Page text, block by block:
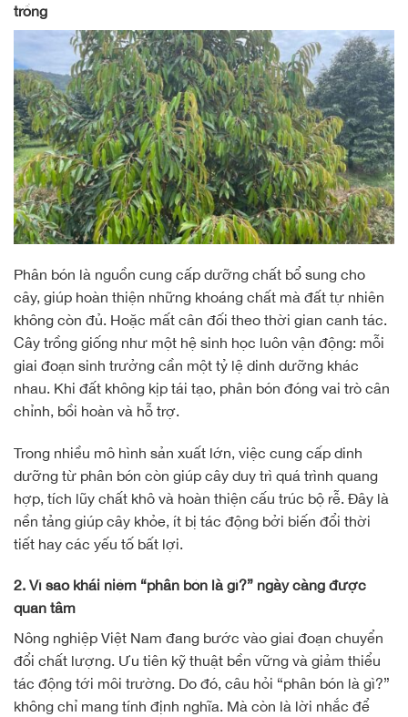
trồng
Phân bón là nguồn cung cấp dưỡng chất bổ sung cho
cây, giúp hoàn thiện những khoáng chất mà đất tự nhiên
không còn đủ. Hoặc mất cân đối theo thời gian canh tác.
Cây trồng giống như một hệ sinh học luôn vận động: mỗi
giai đoạn sinh trưởng cần một tỷ lệ dinh dưỡng khác
nhau. Khi đất không kịp tái tạo, phân bón đóng vai trò cân
chỉnh, bồi hoàn và hỗ trợ.
Trong nhiều mô hình sản xuất lớn, việc cung cấp dinh
dưỡng từ phân bón còn giúp cây duy trì quá trình quang
hợp, tích lũy chất khô và hoàn thiện cấu trúc bộ rễ. Đây là
nền tảng giúp cây khỏe, ít bị tác động bởi biến đổi thời
tiết hay các yếu tố bất lợi.
2. Vì sao khái niệm “phân bón là gì?” ngày càng được
quan tâm
Nông nghiệp Việt Nam đang bước vào giai đoạn chuyển
đổi chất lượng. Ưu tiên kỹ thuật bền vững và giảm thiểu
tác động tới môi trường. Do đó, câu hỏi “phân bón là gì?”
không chỉ mang tính định nghĩa. Mà còn là lời nhắc để